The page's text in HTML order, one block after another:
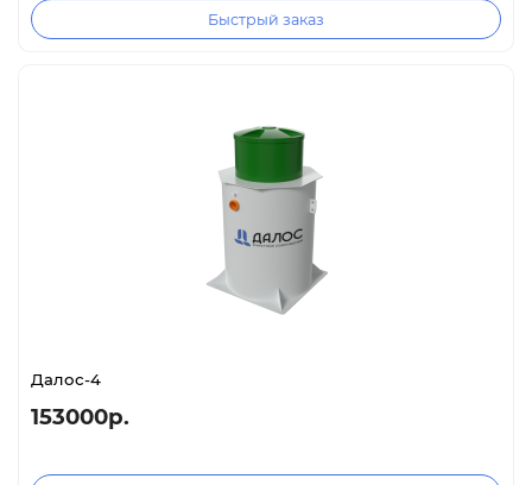
Быстрый заказ
Далос-4
153000р.